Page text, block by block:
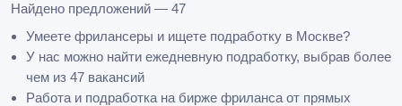
Найдено предложений — 47
Умеете фрилансеры и ищете подработку в Москве?
У нас можно найти ежедневную подработку, выбрав более
чем из 47 вакансий
Работа и подработка на бирже фриланса от прямых